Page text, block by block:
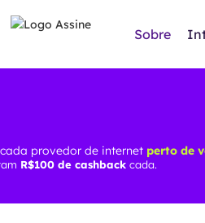
Sobre
provedor de internet perto de
R$100 de cashback cada.